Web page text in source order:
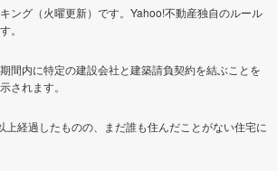
ング（火曜更新）です。Yahoo!不動産独自のルール
。
間内に特定の建設会社と建築請負契約を結ぶことを
されます。
上経過したものの、まだ誰も住んだことがない住宅に